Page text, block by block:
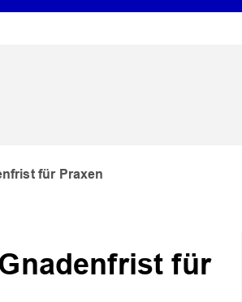
für Praxen
für